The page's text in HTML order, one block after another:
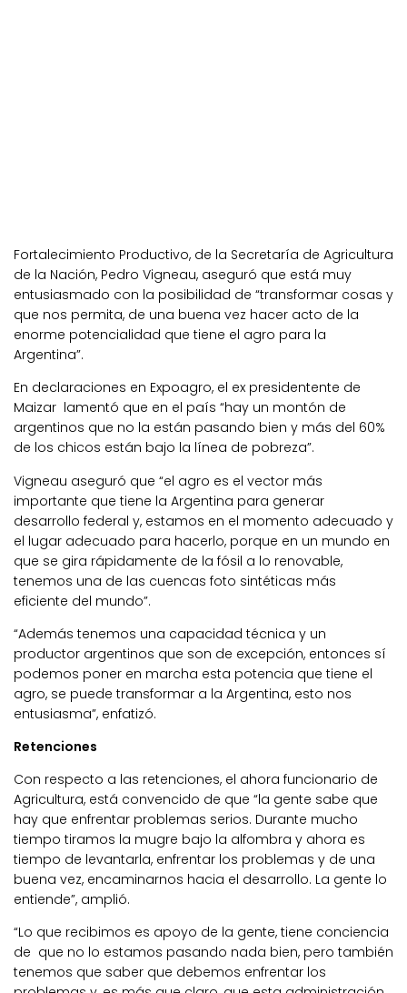
Fortalecimiento Productivo, de la Secretaría de Agricultura
de la Nación, Pedro Vigneau, aseguró que está muy
entusiasmado con la posibilidad de “transformar cosas y
que nos permita, de una buena vez hacer acto de la
enorme potencialidad que tiene el agro para la
Argentina”.
En declaraciones en Expoagro, el ex presidentente de
Maizar lamentó que en el país “hay un montón de
argentinos que no la están pasando bien y más del 60%
de los chicos están bajo la línea de pobreza”.
Vigneau aseguró que “el agro es el vector más
importante que tiene la Argentina para generar
desarrollo federal y, estamos en el momento adecuado y
el lugar adecuado para hacerlo, porque en un mundo en
que se gira rápidamente de la fósil a lo renovable,
tenemos una de las cuencas foto sintéticas más
eficiente del mundo”.
“Además tenemos una capacidad técnica y un
productor argentinos que son de excepción, entonces sí
podemos poner en marcha esta potencia que tiene el
agro, se puede transformar a la Argentina, esto nos
entusiasma”, enfatizó.
Retenciones
Con respecto a las retenciones, el ahora funcionario de
Agricultura, está convencido de que “la gente sabe que
hay que enfrentar problemas serios. Durante mucho
tiempo tiramos la mugre bajo la alfombra y ahora es
tiempo de levantarla, enfrentar los problemas y de una
buena vez, encaminarnos hacia el desarrollo. La gente lo
entiende”, amplió.
“Lo que recibimos es apoyo de la gente, tiene conciencia
de que no lo estamos pasando nada bien, pero también
tenemos que saber que debemos enfrentar los